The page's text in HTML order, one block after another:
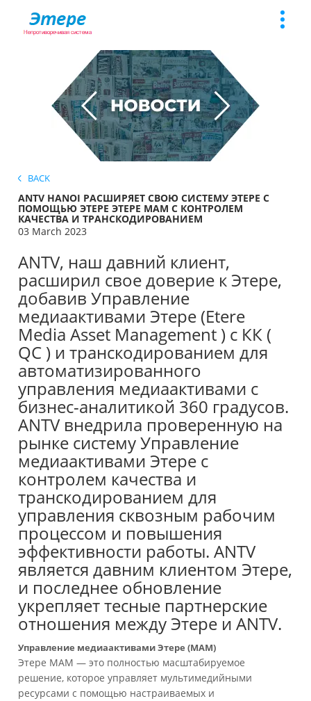
Toggle
BACK
ANTV HANOI РАСШИРЯЕТ СВОЮ СИСТЕМУ ЭТЕРЕ С
ПОМОЩЬЮ ЭТЕРЕ ЭТЕРЕ MAM С КОНТРОЛЕМ
КАЧЕСТВА И ТРАНСКОДИРОВАНИЕМ
03 March 2023
ANTV, наш давний клиент,
расширил свое доверие к Этере,
добавив Управление
медиаактивами Этере (Etere
Media Asset Management ) с КК (
QC ) и транскодированием для
автоматизированного
управления медиаактивами с
бизнес-аналитикой 360 градусов.
ANTV внедрила проверенную на
рынке систему Управление
медиаактивами Этере с
контролем качества и
транскодированием для
управления сквозным рабочим
процессом и повышения
эффективности работы. ANTV
является давним клиентом Этере,
и последнее обновление
укрепляет тесные партнерские
отношения между Этере и ANTV.
Управление медиаактивами Этере (МАМ)
Этере MAM — это полностью масштабируемое
решение, которое управляет мультимедийными
ресурсами с помощью настраиваемых и